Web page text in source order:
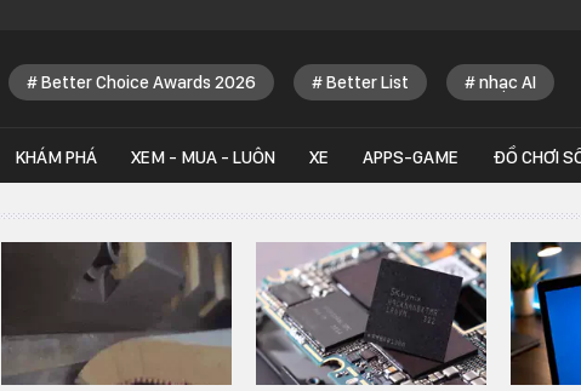
Better Choice Awards 2026 Better List nhạc AI
KHÁM PHÁ XEM - MUA - LUÔN XE APPS-GAME ĐỒ CHƠI